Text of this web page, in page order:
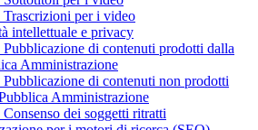
Trascrizioni per i video
intellettuale e privacy
Pubblicazione di contenuti prodotti dalla
Amministrazione
Pubblicazione di contenuti non prodotti
Amministrazione
dei soggetti ritratti